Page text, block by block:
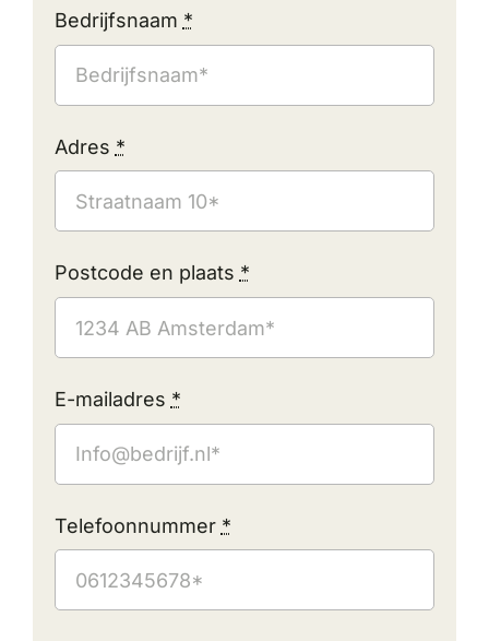
Bedrijfsnaam *
Adres *
Postcode en plaats *
E-mailadres *
Telefoonnummer *